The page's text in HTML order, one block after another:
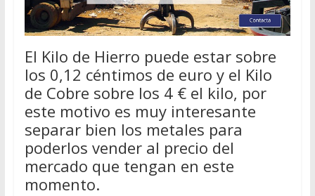
El Kilo de Hierro puede estar sobre
los 0,12 céntimos de euro y el Kilo
de Cobre sobre los 4 € el kilo, por
este motivo es muy interesante
separar bien los metales para
poderlos vender al precio del
mercado que tengan en este
momento.